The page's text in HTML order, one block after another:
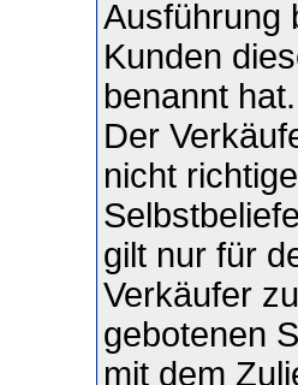
Ausführung
Kunden
benannt hat.
Der
nicht
gilt nur für
Verkäufer
gebotenen
mit dem